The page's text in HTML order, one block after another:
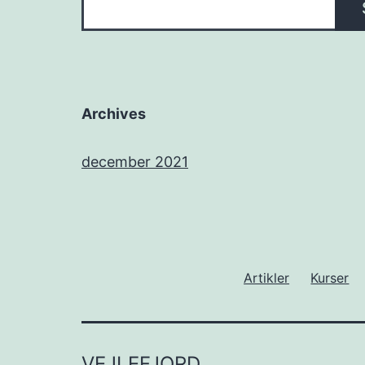
Archives
december 2021
Artikler Kurser